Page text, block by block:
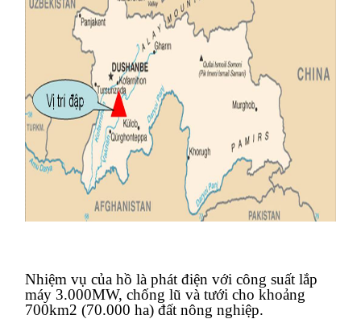
Nhiệm vụ của hồ là phát điện với công suất lắp
máy 3.000MW, chống lũ và tưới cho khoảng
700km2 (70.000 ha) đất nông nghiệp.